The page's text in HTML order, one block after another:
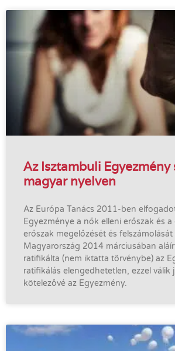
Az Isztambuli Egyezmény
magyar nyelven
Az Európa Tanács 2011-ben
Egyezménye a nők elleni erőszak és
erőszak megelőzését és felszámolását
Magyarország 2014 márciusában
ratifikálta (nem iktatta törvénybe) az
ratifikálás elengedhetetlen, ezzel válik
kötelezővé az Egyezmény.